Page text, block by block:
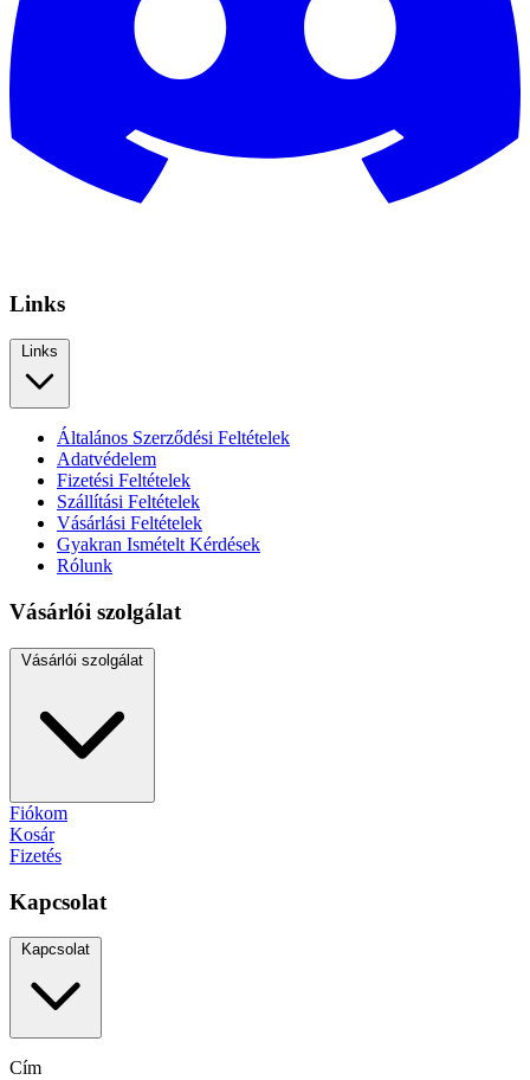
Links
Links
Általános Szerződési Feltételek
Adatvédelem
Fizetési Feltételek
Szállítási Feltételek
Vásárlási Feltételek
Gyakran Ismételt Kérdések
Rólunk
Vásárlói szolgálat
Vásárlói szolgálat
Fiókom
Kosár
Fizetés
Kapcsolat
Kapcsolat
Cím